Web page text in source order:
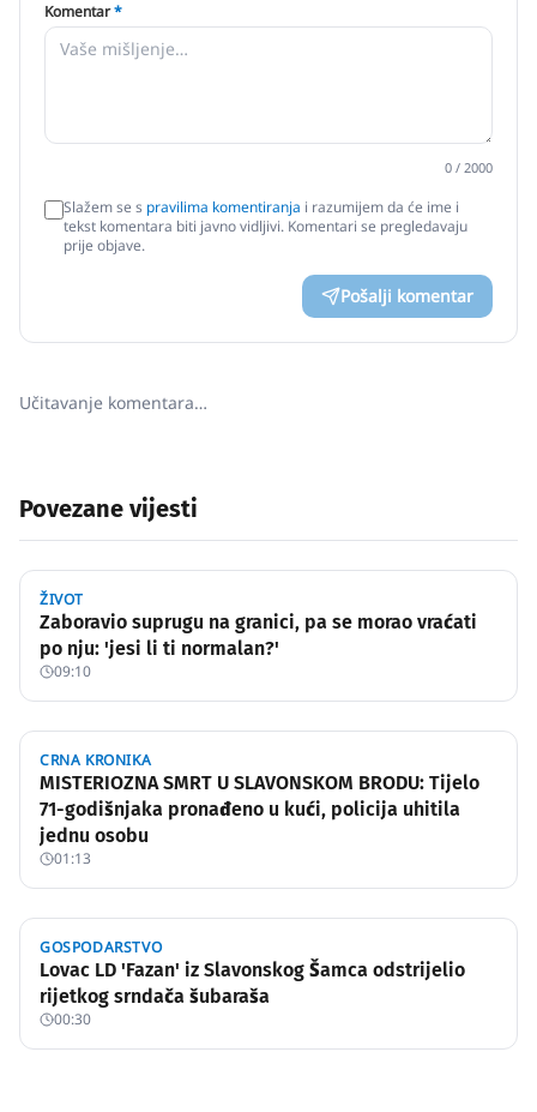
Komentar*
0 / 2000
Slažem se s pravilima komentiranja i razumijem da će ime i
tekst komentara biti javno vidljivi. Komentari se pregledavaju
prije objave.
Pošalji komentar
Učitavanje komentara…
Povezane vijesti
ŽIVOT
Zaboravio suprugu na granici, pa se morao vraćati
po nju: 'jesi li ti normalan?'
09:10
CRNA KRONIKA
MISTERIOZNA SMRT U SLAVONSKOM BRODU: Tijelo
71-godišnjaka pronađeno u kući, policija uhitila
jednu osobu
01:13
GOSPODARSTVO
Lovac LD 'Fazan' iz Slavonskog Šamca odstrijelio
rijetkog srndača šubaraša
00:30